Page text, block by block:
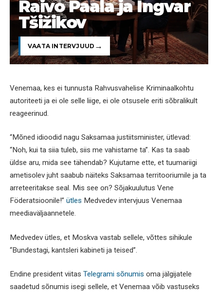
Raivo Paala ja Ingvar
Tšižikov
VAATA INTERVJUUD
Venemaa, kes ei tunnusta Rahvusvahelise Kriminaalkohtu
autoriteeti ja ei ole selle liige, ei ole otsusele eriti sõbralikult
reageerinud.
“Mõned idioodid nagu Saksamaa justiitsminister, ütlevad:
“Noh, kui ta siia tuleb, siis me vahistame ta”. Kas ta saab
üldse aru, mida see tähendab? Kujutame ette, et tuumariigi
ametisolev juht saabub näiteks Saksamaa territooriumile ja ta
arreteeritakse seal. Mis see on? Sõjakuulutus Vene
Föderatsioonile!” ütles Medvedev intervjuus Venemaa
meediaväljaannetele.
Medvedev ütles, et Moskva vastab sellele, võttes sihikule
“Bundestagi, kantsleri kabineti ja teised”.
Endine president viitas Telegrami sõnumis oma jälgijatele
saadetud sõnumis isegi sellele, et Venemaa võib vastuseks